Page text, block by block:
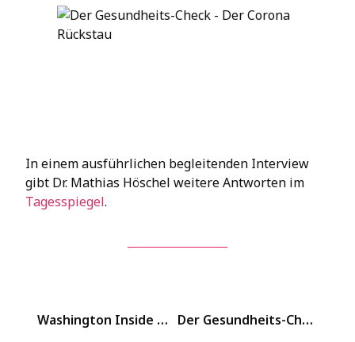
In einem ausführlichen begleitenden Interview
gibt Dr. Mathias Höschel weitere Antworten im
Tagesspiegel.
Washington Inside mit FOCUS Online Der Gesundheits-Check Podcast – Folge 1